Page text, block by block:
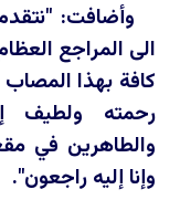
وأضافت:
الى المراجع
كافة بهذا المصاب
رحمته ولطيف
والطاهرين في
وإنا إليه راجعون".